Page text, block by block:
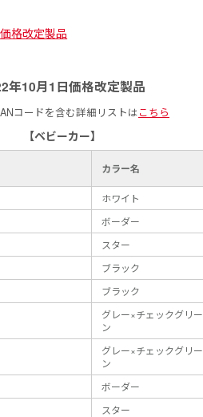
格改定製品
年10月1日価格改定製品
コードを含む詳細リストはこちら
【ベビーカー】
カラー名
ホワイト
ボーダー
スター
ブラック
ブラック
グレー×チェックグリー
ン
グレー×チェックグリー
ン
ボーダー
スター